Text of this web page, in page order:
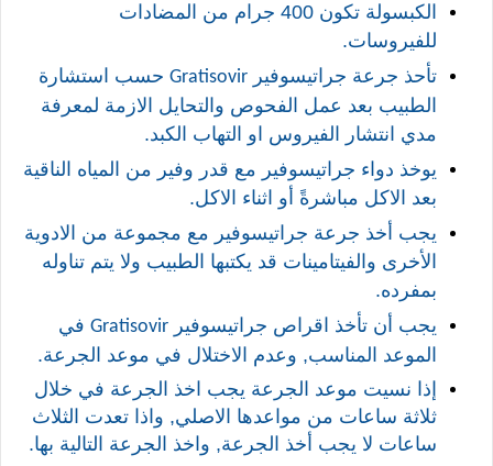
الكبسولة تكون 400 جرام من المضادات
للفيروسات.
تأحذ جرعة جراتيسوفير Gratisovir حسب استشارة
الطبيب بعد عمل الفحوص والتحايل الازمة لمعرفة
مدي انتشار الفيروس او التهاب الكبد.
يوخذ دواء جراتيسوفير مع قدر وفير من المياه الناقية
بعد الاكل مباشرةً أو اثناء الاكل.
يجب أخذ جرعة جراتيسوفير مع مجموعة من الادوية
الأخرى والفيتامينات قد يكتبها الطبيب ولا يتم تناوله
بمفرده.
يجب أن تأخذ اقراص جراتيسوفير Gratisovir في
الموعد المناسب, وعدم الاختلال في موعد الجرعة.
إذا نسيت موعد الجرعة يجب اخذ الجرعة في خلال
ثلاثة ساعات من مواعدها الاصلي, واذا تعدت الثلاث
ساعات لا يجب أخذ الجرعة, واخذ الجرعة التالية بها.